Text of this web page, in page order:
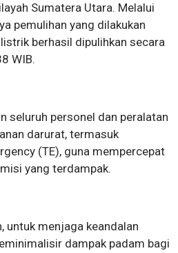
Sumatera Utara. Melalui
pemulihan yang dilakukan
berhasil dipulihkan secara
WIB.
seluruh personel dan peralatan
darurat, termasuk
(TE), guna mempercepat
yang terdampak.
untuk menjaga keandalan
dampak padam bagi